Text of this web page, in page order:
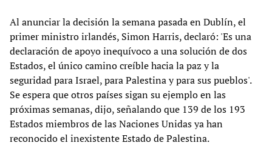
Al anunciar la decisión la semana pasada en Dublín, el
primer ministro irlandés, Simon Harris, declaró: 'Es una
declaración de apoyo inequívoco a una solución de dos
Estados, el único camino creíble hacia la paz y la
seguridad para Israel, para Palestina y para sus pueblos'.
Se espera que otros países sigan su ejemplo en las
próximas semanas, dijo, señalando que 139 de los 193
Estados miembros de las Naciones Unidas ya han
reconocido el inexistente Estado de Palestina.